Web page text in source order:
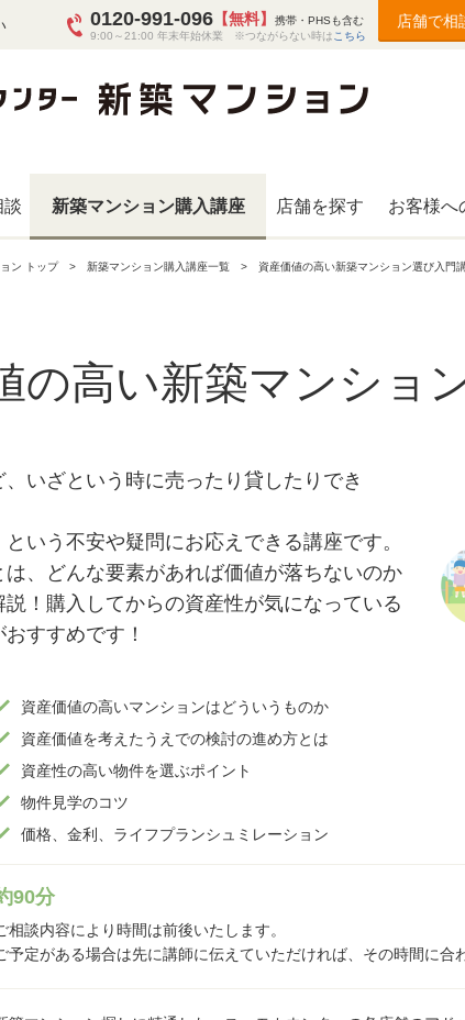
0120-991-096 【無料】
携帯・PHSも含む
9:00～21:00 年末年始休業 ※つながらない時は こちら
店舗で相
談 新築マンション購入講座 店舗を探す お客様へ
ン トップ 新築マンション購入講座一覧 資産価値の高い新築マンション選び入門
の高い新築マンショ
いざという時に売ったり貸したりでき
いう不安や疑問にお応えできる講座です。
、どんな要素があれば価値が落ちないのか
！購入してからの資産性が気になっている
すすめです！
資産価値の高いマンションはどういうものか
資産価値を考えたうえでの検討の進め方とは
資産性の高い物件を選ぶポイント
物件見学のコツ
価格、金利、ライフプランシュミレーション
90分
相談内容により時間は前後いたします。
予定がある場合は先に講師に伝えていただければ、その時間に合